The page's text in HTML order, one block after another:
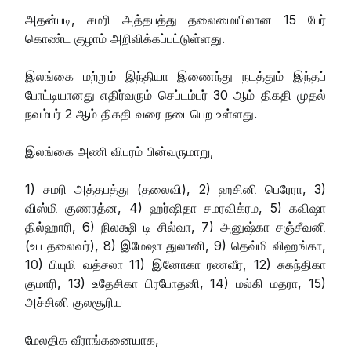
அதன்படி, சமரி அத்தபத்து தலைமையிலான 15 பேர்
கொண்ட குழாம் அறிவிக்கப்பட்டுள்ளது.
இலங்கை மற்றும் இந்தியா இணைந்து நடத்தும் இந்தப்
போட்டியானது எதிர்வரும் செப்டம்பர் 30 ஆம் திகதி முதல்
நவம்பர் 2 ஆம் திகதி வரை நடைபெற உள்ளது.
இலங்கை அணி விபரம் பின்வருமாறு,
1) சமரி அத்தபத்து (தலைவி), 2) ஹசினி பெரேரா, 3)
விஸ்மி குணரத்ன, 4) ஹர்ஷிதா சமரவிக்ரம, 5) கவிஷா
தில்ஹாரி, 6) நிலக்ஷி டி சில்வா, 7) அனுஷ்கா சஞ்சீவனி
(உப தலைவர்), 8) இமேஷா துலானி, 9) தெவ்மி விஹங்கா,
10) பியுமி வத்சலா 11) இனோகா ரணவீர, 12) சுகந்திகா
குமாரி, 13) உதேசிகா பிரபோதனி, 14) மல்கி மதரா, 15)
அச்சினி குலசூரிய
மேலதிக வீராங்கனையாக,